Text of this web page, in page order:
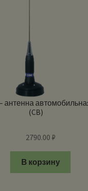
антенна
(CB)
2790.00 ₽
В корзину